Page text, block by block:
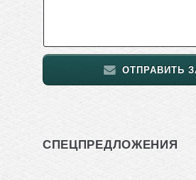
ОТПРАВИТЬ
СПЕЦПРЕДЛОЖЕНИЯ